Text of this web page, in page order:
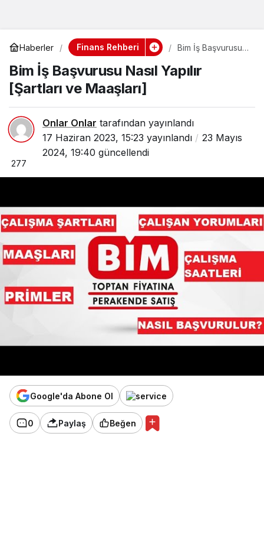
Haberler Finans Rehberi
Bim İş Başvurusu
[Şartları ve
Maaşları]
Bim İş Başvurusu Nasıl Yapılır
[Şartları ve Maaşları]
Onlar Onlar tarafından yayınlandı
17 Haziran 2023, 15:23 yayınlandı
23 Mayıs
2024, 19:40 güncellendi
277
Google'da Abone Ol
0 Paylaş Beğen